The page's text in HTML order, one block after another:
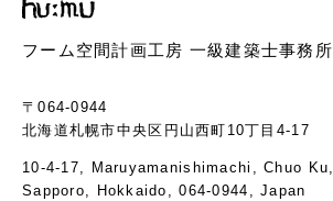
フーム空間計画工房 一級建築士事務所
〒064-0944
北海道札幌市中央区円山西町10丁目4-17
10-4-17, Maruyamanishimachi, Chuo Ku,
Sapporo, Hokkaido, 064-0944, Japan